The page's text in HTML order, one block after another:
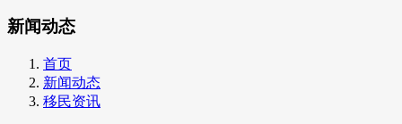
新闻动态
首页
新闻动态
移民资讯